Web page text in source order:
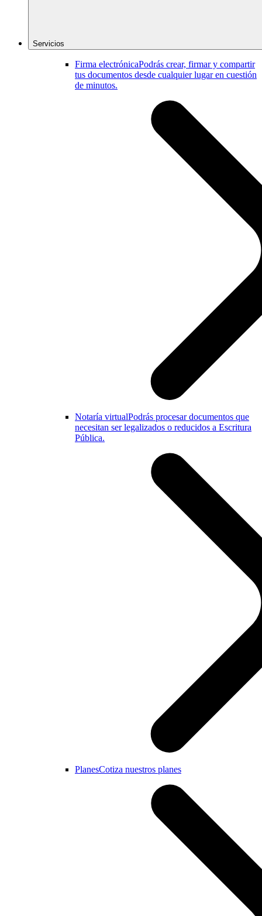
Servicios
Firma electrónicaPodrás crear, firmar y compartir
tus documentos desde cualquier lugar en cuestión
de minutos.
Notaría virtualPodrás procesar documentos que
necesitan ser legalizados o reducidos a Escritura
Pública.
PlanesCotiza nuestros planes